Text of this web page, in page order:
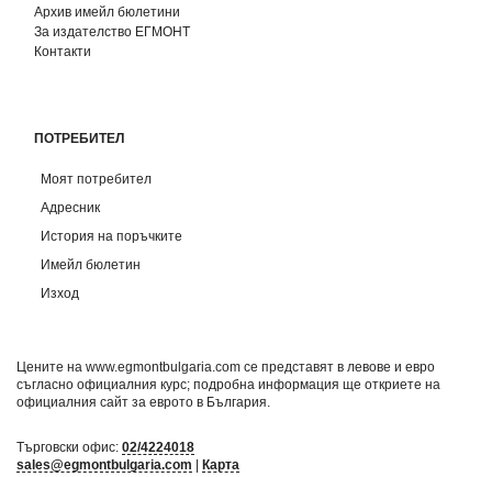
Архив имейл бюлетини
За издателство ЕГМОНТ
Контакти
ПОТРЕБИТЕЛ
Моят потребител
Адресник
История на поръчките
Имейл бюлетин
Изход
Цените на www.egmontbulgaria.com се представят в левове и евро
съгласно официалния курс; подробна информация ще откриете на
официалния сайт за еврото в България
Търговски офис: 02/4224018
sales@egmontbulgaria.com | Карта